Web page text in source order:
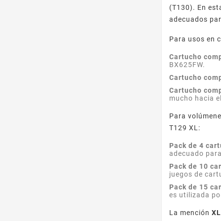
(T130). En
adecuados
Para usos en
Cartucho
BX625FW.
Cartucho
Cartucho
mucho hacia
Para
T129 XL:
Pack de 4
adecuado
Pack de 10
juegos de
Pack de 15
es utilizada
La menciónXL